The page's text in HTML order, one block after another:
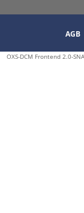
AGB
OXS-DCM Frontend 2.0-